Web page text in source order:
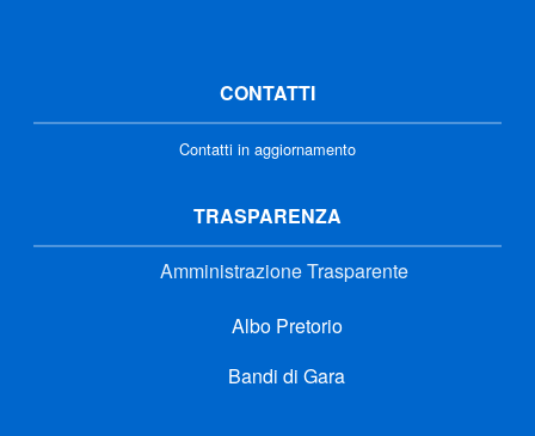
CONTATTI
Contatti in aggiornamento
TRASPARENZA
Amministrazione Trasparente
Albo Pretorio
Bandi di Gara